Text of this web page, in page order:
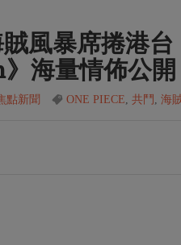
風暴席捲港
海量情佈公開
點新聞 ONE PIECE, 共鬥 , 海